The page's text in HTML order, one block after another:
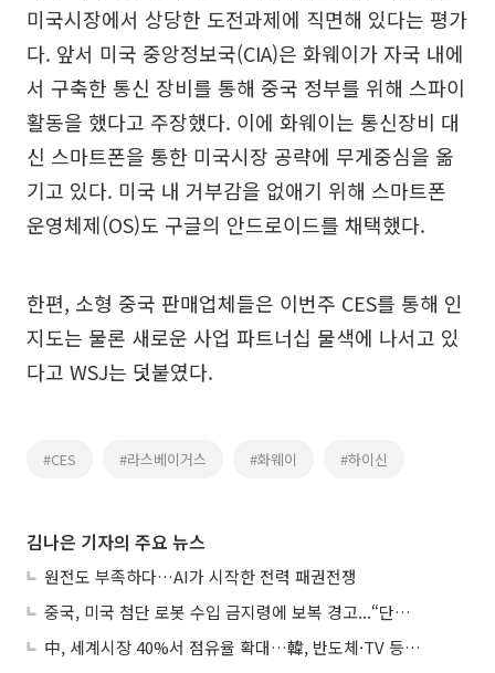
미국시장에서 상당한 도전과제에 직면해 있다는 평가
다. 앞서 미국 중앙정보국(CIA)은 화웨이가 자국 내에
서 구축한 통신 장비를 통해 중국 정부를 위해 스파이
활동을 했다고 주장했다. 이에 화웨이는 통신장비 대
신 스마트폰을 통한 미국시장 공략에 무게중심을 옮
기고 있다. 미국 내 거부감을 없애기 위해 스마트폰
운영체제(OS)도 구글의 안드로이드를 채택했다.
한편, 소형 중국 판매업체들은 이번주 CES를 통해 인
지도는 물론 새로운 사업 파트너십 물색에 나서고 있
다고 WSJ는 덧붙였다.
#CES #라스베이거스 #화웨이 #하이신
김나은 기자의 주요 뉴스
원전도 부족하다…AI가 시작한 전력 패권전쟁
중국, 미국 첨단 로봇 수입 금지령에 보복 경고...“단호히 대응”
中, 세계시장 40%서 점유율 확대…韓, 반도체·TV 등 4개 품목 1위